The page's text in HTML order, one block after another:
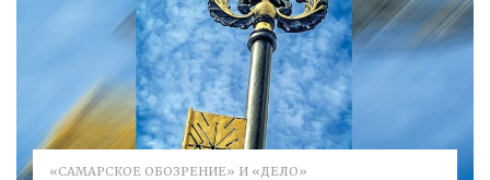
«САМАРСКОЕ ОБОЗРЕНИЕ» И «ДЕЛО»